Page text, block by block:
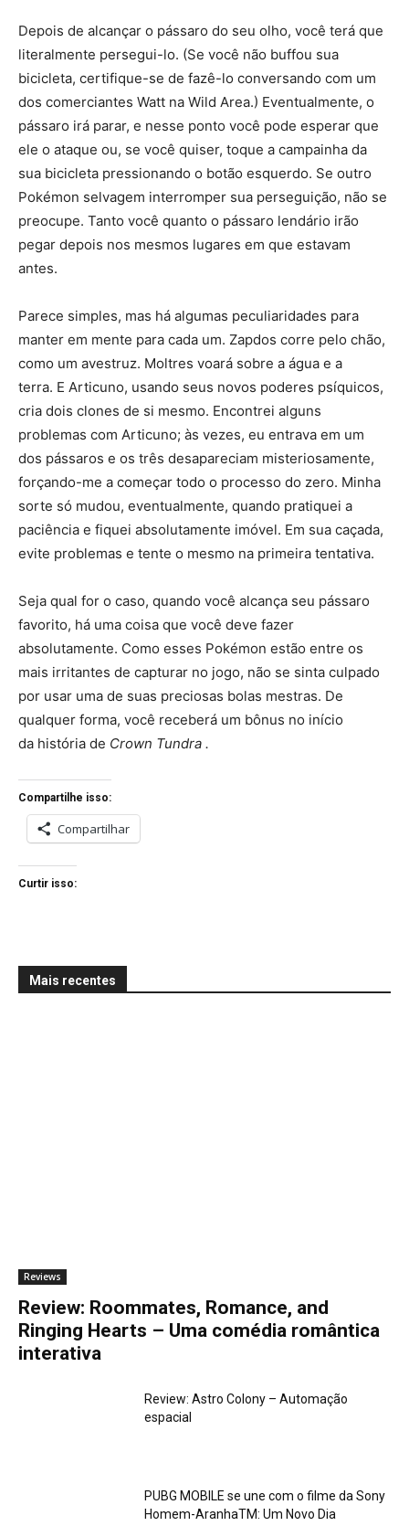
Depois de alcançar o pássaro do seu olho, você terá que
literalmente persegui-lo. (Se você não buffou sua
bicicleta, certifique-se de fazê-lo conversando com um
dos comerciantes Watt na Wild Area.) Eventualmente, o
pássaro irá parar, e nesse ponto você pode esperar que
ele o ataque ou, se você quiser, toque a campainha da
sua bicicleta pressionando o botão esquerdo. Se outro
Pokémon selvagem interromper sua perseguição, não se
preocupe. Tanto você quanto o pássaro lendário irão
pegar depois nos mesmos lugares em que estavam
antes.
Parece simples, mas há algumas peculiaridades para
manter em mente para cada um. Zapdos corre pelo chão,
como um avestruz. Moltres voará sobre a água e a
terra. E Articuno, usando seus novos poderes psíquicos,
cria dois clones de si mesmo. Encontrei alguns
problemas com Articuno; às vezes, eu entrava em um
dos pássaros e os três desapareciam misteriosamente,
forçando-me a começar todo o processo do zero. Minha
sorte só mudou, eventualmente, quando pratiquei a
paciência e fiquei absolutamente imóvel. Em sua caçada,
evite problemas e tente o mesmo na primeira tentativa.
Seja qual for o caso, quando você alcança seu pássaro
favorito, há uma coisa que você deve fazer
absolutamente. Como esses Pokémon estão entre os
mais irritantes de capturar no jogo, não se sinta culpado
por usar uma de suas preciosas bolas mestras. De
qualquer forma, você receberá um bônus no início
da história de Crown Tundra .
Compartilhe isso:
Compartilhar
Curtir isso:
Mais recentes
Reviews
Review: Roommates, Romance, and
Ringing Hearts – Uma comédia romântica
interativa
Review: Astro Colony – Automação
espacial
PUBG MOBILE se une com o filme da Sony
Homem-AranhaTM: Um Novo Dia